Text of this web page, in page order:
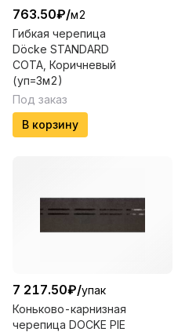
763.50₽/м2
Гибкая черепица
Döcke STANDARD
СОТА, Коричневый
(уп=3м2)
Под заказ
В корзину
7 217.50₽/упак
Коньково-карнизная
черепица DOCKE PIE